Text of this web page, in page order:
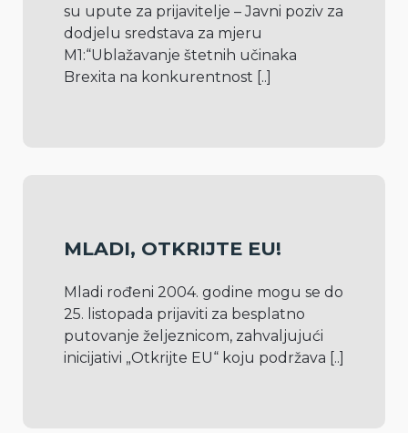
su upute za prijavitelje – Javni poziv za
dodjelu sredstava za mjeru
M1:“Ublažavanje štetnih učinaka
Brexita na konkurentnost [..]
MLADI, OTKRIJTE EU!
Mladi rođeni 2004. godine mogu se do
25. listopada prijaviti za besplatno
putovanje željeznicom, zahvaljujući
inicijativi „Otkrijte EU“ koju podržava [..]